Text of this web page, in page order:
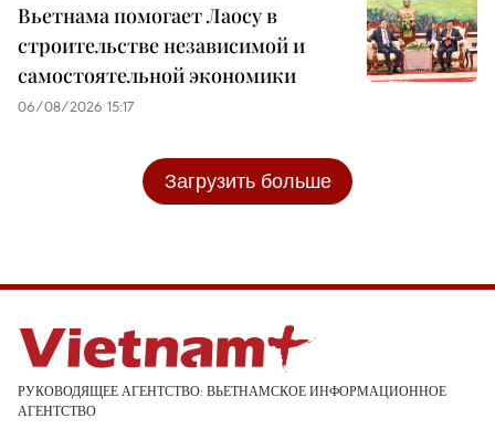
Вьетнама помогает Лаосу в
строительстве независимой и
самостоятельной экономики
06/08/2026 15:17
Загрузить больше
РУКОВОДЯЩЕЕ АГЕНТСТВО: ВЬЕТНАМСКОЕ ИНФОРМАЦИОННОЕ
АГЕНТСТВО